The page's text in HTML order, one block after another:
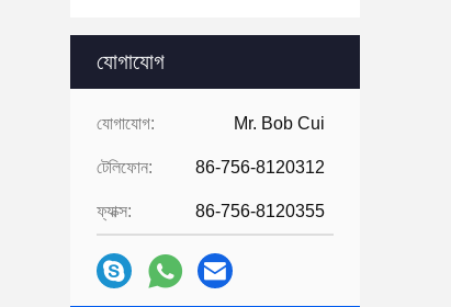
যোগাযোগ
যোগাযোগ: Mr. Bob Cui
টেলিফোন: 86-756-8120312
ফ্যাক্স: 86-756-8120355